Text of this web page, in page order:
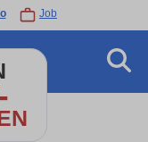
Job